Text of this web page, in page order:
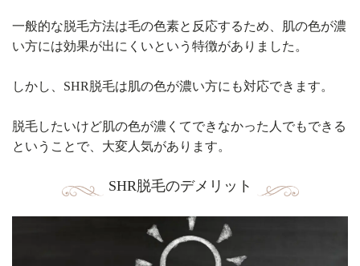
一般的な脱毛方法は毛の色素と反応するため、肌の色が濃
い方には効果が出にくいという特徴がありました。
しかし、SHR脱毛は肌の色が濃い方にも対応できます。
脱毛したいけど肌の色が濃くてできなかった人でもできる
ということで、大変人気があります。
SHR脱毛のデメリット